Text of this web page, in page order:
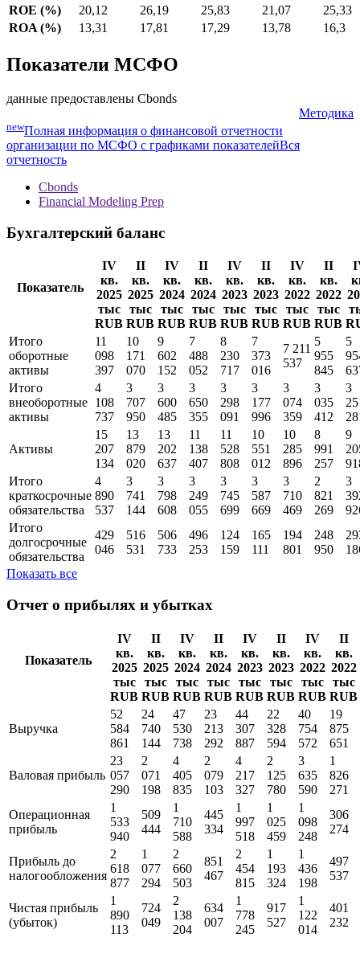
ROE (%)
20,12 26,19 25,83 21,07
25,33
ROA (%)
13,31 17,81 17,29 13,78 16,3
Показатели МСФО
данные предоставлены Cbonds
Методика
newПолная информация о финансовой отчетности
организации по МСФО с графиками показателейВся
отчетность
Cbonds
Financial Modeling Prep
Бухгалтерский баланс
Показатель
IV
кв.
2025
тыс
RUB
II
кв.
2025
тыс
RUB
IV
кв.
2024
тыс
RUB
II
кв.
2024
тыс
RUB
IV
кв.
2023
тыс
RUB
II
кв.
2023
тыс
RUB
IV
кв.
2022
тыс
RUB
II
кв.
2022
тыс
RUB
Итого
оборотные
активы
11
098
397
10
171
070
9
602
152
7
488
052
8
230
717
7
373
016
7 211
537
5
955
845
5
Итого
внеоборотные
активы
4
108
737
3
707
950
3
600
485
3
650
355
3
298
091
3
177
996
3
074
359
3
035
412
3
Активы
15
207
134
13
879
020
13
202
637
11
138
407
11
528
808
10
551
012
10
285
896
8
991
257
9
Итого
краткосрочные
обязательства
4
890
537
3
741
144
3
798
608
3
249
055
3
745
699
3
587
669
3
710
469
2
821
269
3
Итого
долгосрочные
обязательства
429
046
516
531
506
733
496
253
124
159
165
111
194
801
248
950
Показать все
Отчет о прибылях и убытках
Показатель
IV
кв.
2025
тыс
RUB
II
кв.
2025
тыс
RUB
IV
кв.
2024
тыс
RUB
II
кв.
2024
тыс
RUB
IV
кв.
2023
тыс
RUB
II
кв.
2023
тыс
RUB
IV
кв.
2022
тыс
RUB
II
кв.
2022
тыс
RUB
Выручка
52
584
861
24
740
144
47
530
738
23
213
292
44
307
887
22
328
594
40
754
572
19
875
651
Валовая прибыль
23
057
290
2
071
198
4
405
835
2
079
103
4
217
327
2
125
780
3
635
590
1
826
271
Операционная
прибыль
1
533
940
509
444
1
710
588
445
334
1
997
518
1
025
459
1
098
248
306
274
Прибыль до
налогообложения
2
618
877
1
077
294
2
660
503
851
467
2
454
815
1
193
324
1
436
198
497
537
Чистая прибыль
(убыток)
1
890
113
724
049
2
138
204
634
007
1
778
245
917
527
1
122
014
401
232